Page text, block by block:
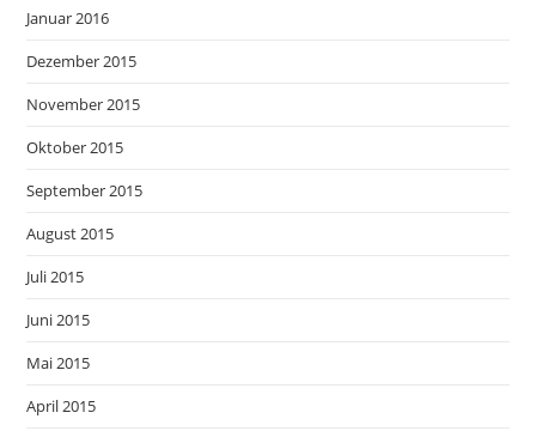
Januar 2016
Dezember 2015
November 2015
Oktober 2015
September 2015
August 2015
Juli 2015
Juni 2015
Mai 2015
April 2015